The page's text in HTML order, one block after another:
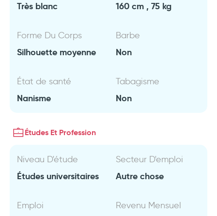
Très blanc 160 cm , 75 kg
Forme Du Corps
Silhouette moyenne
Barbe
Non
État de santé
Nanisme
Tabagisme
Non
Études Et Profession
Niveau D'étude
Études universitaires
Secteur D'emploi
Autre chose
Emploi Revenu Mensuel